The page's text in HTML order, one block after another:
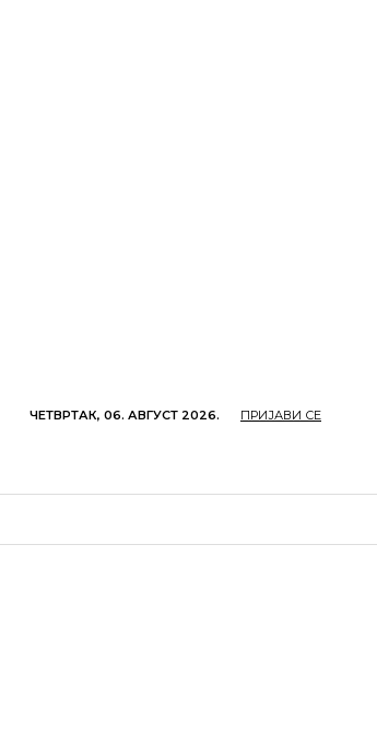
ЧЕТВРТАК, 06. АВГУСТ 2026. ПРИЈАВИ СЕ